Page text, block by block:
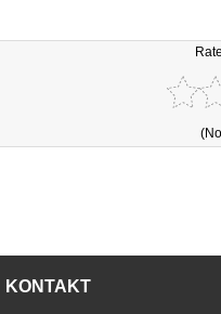
KONTAKT